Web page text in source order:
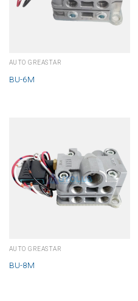
AUTO GREASTAR
BU-6M
AUTO GREASTAR
BU-8M